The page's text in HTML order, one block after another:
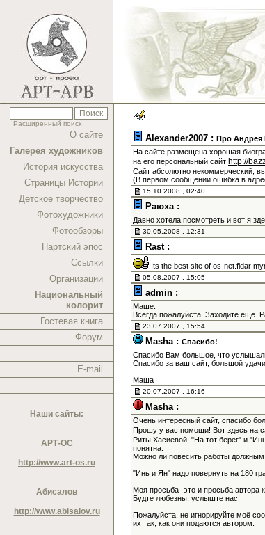
Расширенный поиск
О сайте
Галерея художников
История искусства
Страницы Истории
Детское творчество
Фотохудожники
Фотообзоры
Нартский эпос
Ссылки
Организации
Национальный
колорит
Гостевая книга
Форум
E-mail
Наши сайты:
АРТ-ОС
http://www.art-os.ru
Абисалов
http://www.abisalov.ru
Alexander2007 : Про Андрея
На сайте размещена хорошая
на его персональный сайт http://
Сайт абсолютно некоммерческий,
(В первом сообщении ошибка в
15.10.2008 , 02:40
Раюха :
Давно хотела посмотреть и вот я
30.05.2008 , 12:31
Rast :
Its the best site of os-net.fidar
05.08.2007 , 15:05
admin :
Маше:
Всегда пожалуйста. Заходите еще.
23.07.2007 , 15:54
Masha : Спасибо!
Спасибо Вам большое, что
Спасибо за ваш сайт, большой
Маша
20.07.2007 , 16:16
Masha :
Очень интересный сайт, спасибо
Прошу у вас помощи! Вот здесь на
Риты Хасиевой: "На тот берег" и
понятна.
Можно ли повесить работы
"Инь и Ян" надо повернуть на 180
Моя просьба- это и просьба автора
Будте любезны, услыште нас!
Пожалуйста, не игнорируйте моё
их так, как они подаются автором.